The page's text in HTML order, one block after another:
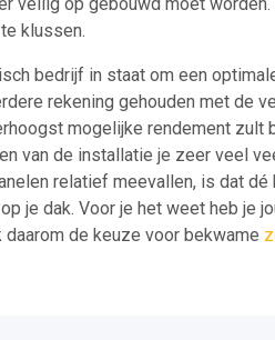
klussen.
bedrijf in staat om een
rekening gehouden met de
mogelijke rendement zult
van de installatie je zeer veel
relatief meevallen, is dat
je dak. Voor je het weet heb je
daarom de keuze voor bekwame